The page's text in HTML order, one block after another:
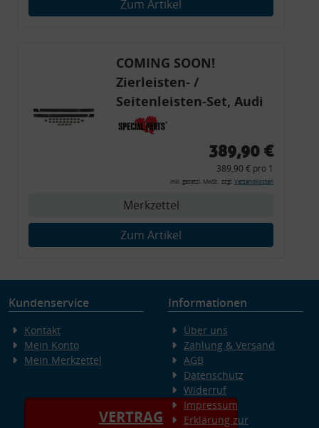
Zum Artikel
COMING SOON!
Zierleisten- /
Seitenleisten-Set, Audi
80 Cabrio, Coupe, S2, (6x
Zierleiste, 2x Kappe,
Montagewerkzeug)
389,90 €
389,90 € pro 1
inkl. gesetzl. MwSt., zzgl. Versandkosten
Merkzettel
Zum Artikel
Kundenservice
Kontakt
Mein Konto
Mein Merkzettel
VERTRAG
Informationen
Über uns
Zahlung & Versand
AGB
Datenschutz
Widerruf
Impressum
Erklärung zur
Verwendung genauer Standortdaten
Endgeräteeigenschaften zur Identifikation aktiv abfragen